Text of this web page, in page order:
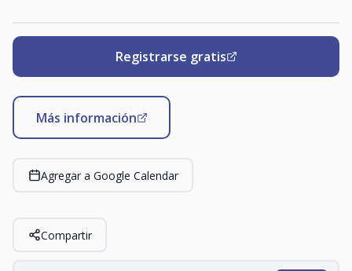
Registrarse gratis
Más información
Agregar a Google Calendar
Compartir